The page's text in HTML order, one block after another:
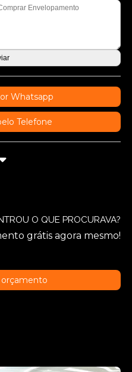
Whatsapp
Telefone
O QUE PROCURAVA?
grátis agora mesmo!